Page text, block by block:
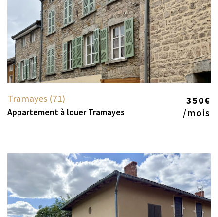
Tramayes (71) 350€
Appartement à louer Tramayes /mois